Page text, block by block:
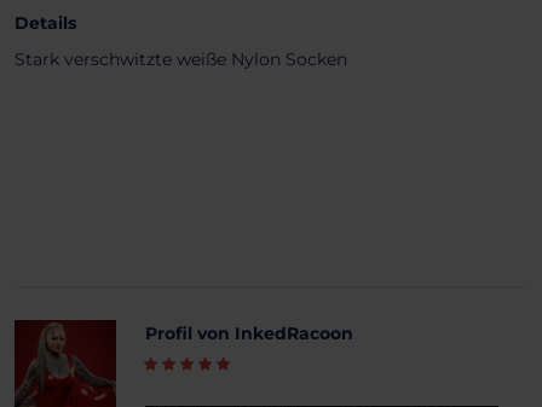
Details
Stark verschwitzte weiße Nylon Socken
Profil von InkedRacoon